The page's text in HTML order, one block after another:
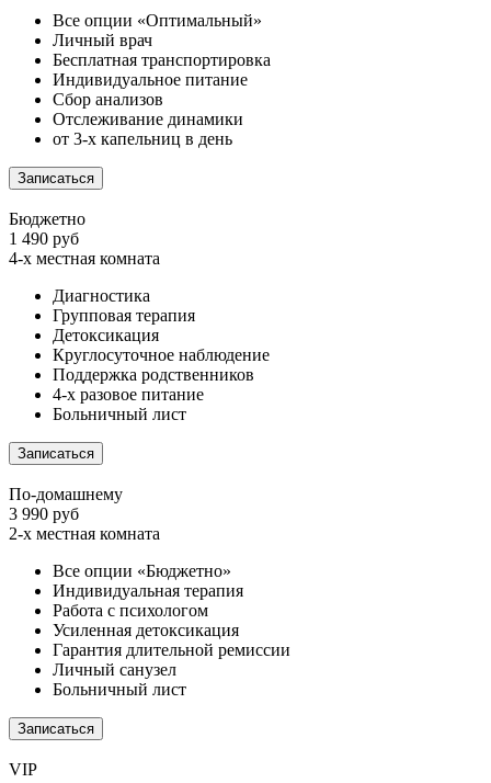
Все опции «Оптимальный»
Личный врач
Бесплатная транспортировка
Индивидуальное питание
Сбор анализов
Отслеживание динамики
от 3-х капельниц в день
Записаться
Бюджетно
1 490 руб
4-х местная комната
Диагностика
Групповая терапия
Детоксикация
Круглосуточное наблюдение
Поддержка родственников
4-х разовое питание
Больничный лист
Записаться
По-домашнему
3 990 руб
2-х местная комната
Все опции «Бюджетно»
Индивидуальная терапия
Работа с психологом
Усиленная детоксикация
Гарантия длительной ремиссии
Личный санузел
Больничный лист
Записаться
VIP